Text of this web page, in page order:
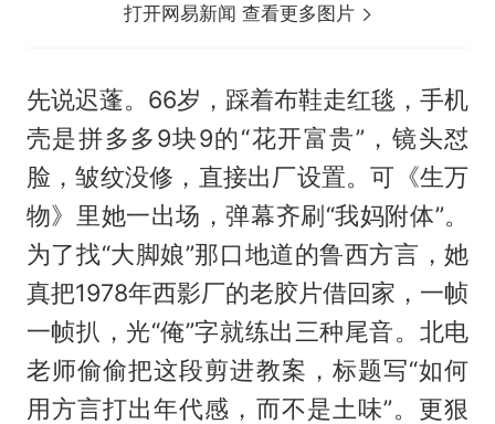
打开网易新闻 查看更多图片
先说迟蓬。66岁，踩着布鞋走红毯，手机
壳是拼多多9块9的“花开富贵”，镜头怼
脸，皱纹没修，直接出厂设置。可《生万
物》里她一出场，弹幕齐刷“我妈附体”。
为了找“大脚娘”那口地道的鲁西方言，她
真把1978年西影厂的老胶片借回家，一帧
一帧扒，光“俺”字就练出三种尾音。北电
老师偷偷把这段剪进教案，标题写“如何
用方言打出年代感，而不是土味”。更狠